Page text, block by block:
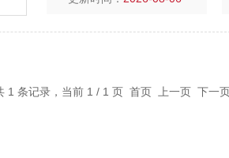
1 条记录，当前 1 / 1 页 首页 上一页 下一